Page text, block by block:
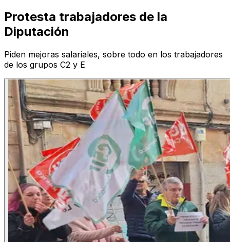
Protesta trabajadores de la
Diputación
Piden mejoras salariales, sobre todo en los trabajadores
de los grupos C2 y E